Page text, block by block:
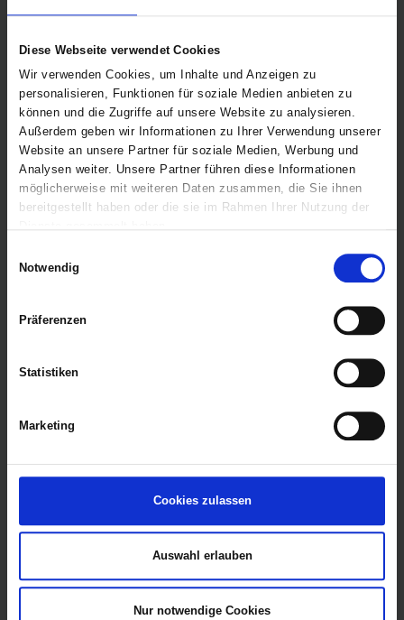
Diese Webseite verwendet Cookies
Wir verwenden Cookies, um Inhalte und Anzeigen zu
personalisieren, Funktionen für soziale Medien anbieten zu
können und die Zugriffe auf unsere Website zu analysieren.
Außerdem geben wir Informationen zu Ihrer Verwendung unserer
Website an unsere Partner für soziale Medien, Werbung und
Analysen weiter. Unsere Partner führen diese Informationen
möglicherweise mit weiteren Daten zusammen, die Sie ihnen
bereitgestellt haben oder die sie im Rahmen Ihrer Nutzung der
Notwendig
Präferenzen
Statistiken
Marketing
Cookies zulassen
Auswahl erlauben
Nur notwendige Cookies
Marktwert und Zielwert